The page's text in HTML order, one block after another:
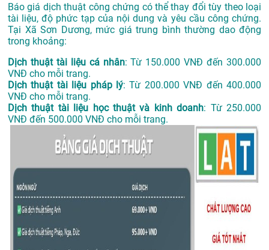
Báo giá dịch thuật công chứng có thể thay đổi tùy theo loại
tài liệu, độ phức tạp của nội dung và yêu cầu công chứng.
Tại Xã Sơn Dương, mức giá trung bình thường dao động
trong khoảng:
Dịch thuật tài liệu cá nhân: Từ 150.000 VNĐ đến 300.000
VNĐ cho mỗi trang.
Dịch thuật tài liệu pháp lý: Từ 200.000 VNĐ đến 400.000
VNĐ cho mỗi trang.
Dịch thuật tài liệu học thuật và kinh doanh: Từ 250.000
VNĐ đến 500.000 VNĐ cho mỗi trang.